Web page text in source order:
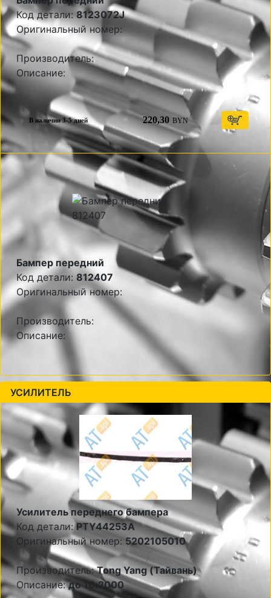
Код детали:8123072J
Оригинальный номер:
Производитель:
Описание:
В наличии 3-5 дней 220,30 BYN
Бампер передний
Код детали:812407
Оригинальный номер:
Производитель:
Описание:
УСИЛИТЕЛЬ
Усилитель переднего бампера
Код детали:PTY44253A
Оригинальный номер: 5202105010
Производитель:Tong Yang (Тайвань)
Описание:до 10.2000